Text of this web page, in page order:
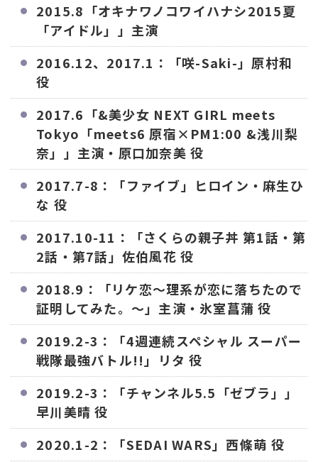
2015.8「オキナワノコワイハナシ2015夏
「アイドル」」主演
2016.12、2017.1：「咲-Saki-」原村和
役
2017.6「&美少女 NEXT GIRL meets
Tokyo「meets6 原宿×PM1:00 &浅川梨
奈」」主演・原口加奈美 役
2017.7-8：「ファイブ」ヒロイン・麻生ひ
な 役
2017.10-11：「さくらの親子丼 第1話・第
2話・第7話」佐伯風花 役
2018.9：「リケ恋〜理系が恋に落ちたので
証明してみた。〜」主演・氷室菖蒲 役
2019.2-3：「4週連続スペシャル スーパー
戦隊最強バトル!!」リタ 役
2019.2-3：「チャンネル5.5「ゼブラ」」
早川美晴 役
2020.1-2：「SEDAI WARS」西條萌 役